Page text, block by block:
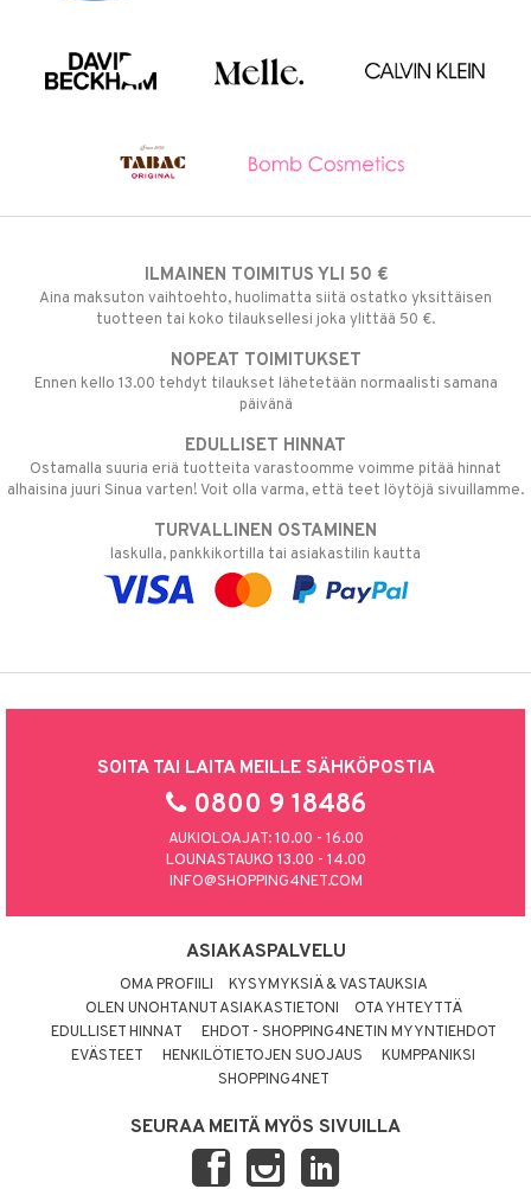
ILMAINEN TOIMITUS YLI 50 €
Aina maksuton vaihtoehto, huolimatta siitä ostatko yksittäisen
tuotteen tai koko tilauksellesi joka ylittää 50 €.
NOPEAT TOIMITUKSET
Ennen kello 13.00 tehdyt tilaukset lähetetään normaalisti samana
päivänä
EDULLISET HINNAT
Ostamalla suuria eriä tuotteita varastoomme voimme pitää hinnat
alhaisina juuri Sinua varten! Voit olla varma, että teet löytöjä sivuillamme.
TURVALLINEN OSTAMINEN
laskulla, pankkikortilla tai asiakastilin kautta
SOITA TAI LAITA MEILLE SÄHKÖPOSTIA
0800 9 18486
AUKIOLOAJAT: 10.00 - 16.00
LOUNASTAUKO 13.00 - 14.00
INFO@SHOPPING4NET.COM
ASIAKASPALVELU
OMA PROFIILI
KYSYMYKSIÄ & VASTAUKSIA
OLEN UNOHTANUT ASIAKASTIETONI
OTA YHTEYTTÄ
EDULLISET HINNAT
EHDOT - SHOPPING4NETIN MYYNTIEHDOT
EVÄSTEET
HENKILÖTIETOJEN SUOJAUS
KUMPPANIKSI
SHOPPING4NET
SEURAA MEITÄ MYÖS SIVUILLA